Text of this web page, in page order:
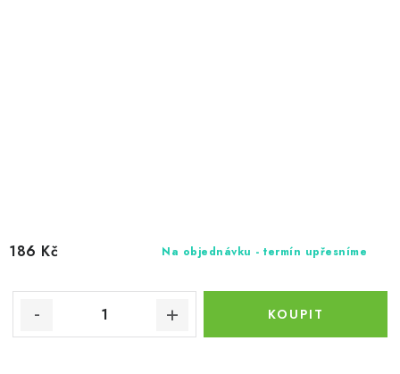
Na objednávku - termín upřesníme
186 Kč